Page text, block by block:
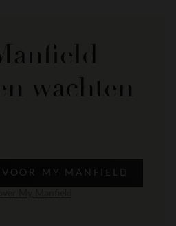
wachten
MY MANFIELD